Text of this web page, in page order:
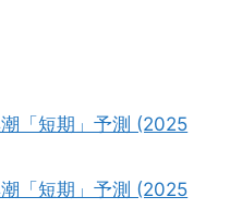
「短期」予測 (2025
「短期」予測 (2025